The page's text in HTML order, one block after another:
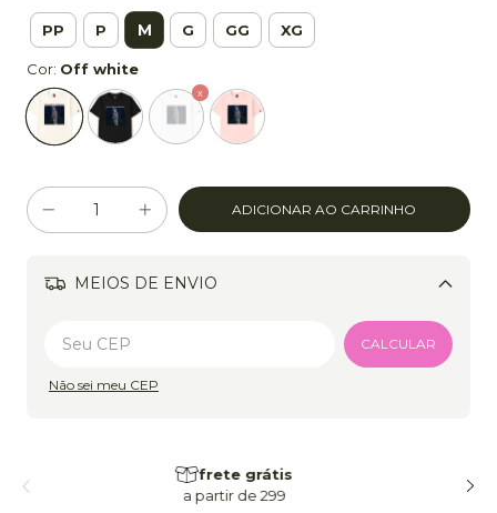
PP P M G GG XG
Cor: Off white
MEIOS DE ENVIO
Alterar CEP
CALCULAR
Não sei meu CEP
frete grátis
a partir de 299